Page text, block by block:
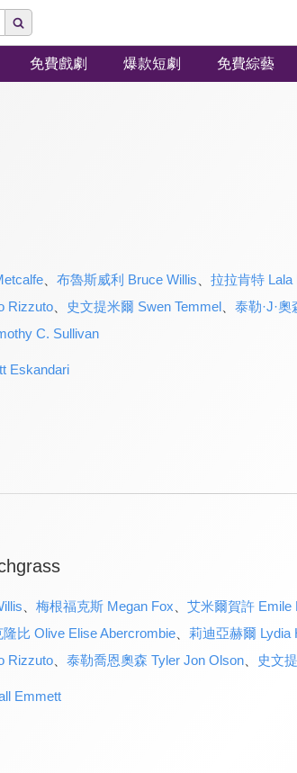
免費戲劇 爆款短劇 免費綜藝
、 布魯斯威利 Bruce Willis 拉拉肯特 Lala
Rizzuto、 史文提米爾 Swen Temmel、 泰勒·J·
C. Sullivan
Eskandari
梅根福克斯 Megan Fox 艾米爾賀許 Emile
比 Olive Elise Abercrombie、 莉迪亞赫爾 Lydia
Rizzuto、 泰勒喬恩奧森 Tyler Jon Olson、 史文
Emmett